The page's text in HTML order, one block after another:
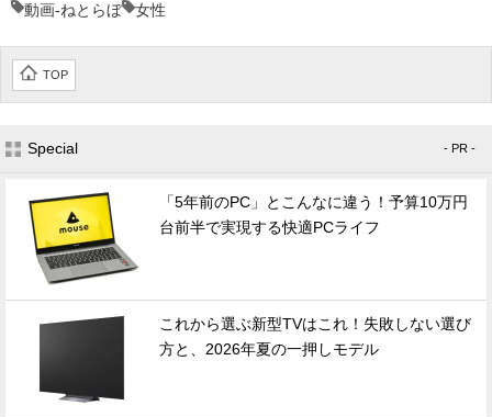
動画-ねとらぼ 女性
TOP
Special - PR -
「5年前のPC」とこんなに違う！予算10万円
台前半で実現する快適PCライフ
これから選ぶ新型TVはこれ！失敗しない選び
方と、2026年夏の一押しモデル